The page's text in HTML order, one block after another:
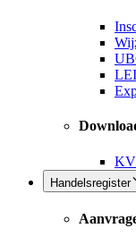
Handelsregister